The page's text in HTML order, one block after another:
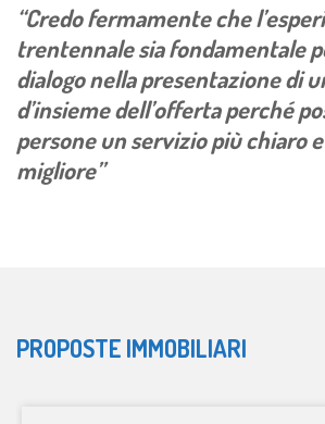
“Credo fermamente che
trentennale sia fondamentale
dialogo nella presentazione di
d’insieme dell’offerta perché
persone un servizio più chiaro
migliore”
PROPOSTE IMMOBILIARI